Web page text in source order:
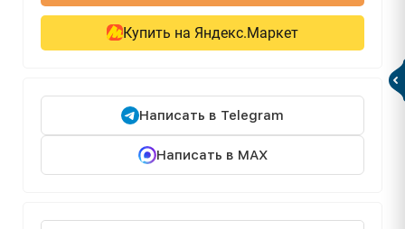
Купить на Яндекс.Маркет
Написать в Telegram
Написать в MAX